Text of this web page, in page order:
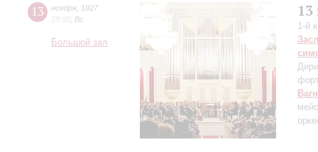
13 ноября
1927
19:00 Вс
Большой зал
1-й